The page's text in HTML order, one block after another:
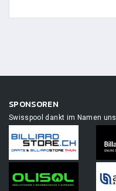
SPONSOREN
Swisspool dankt im Namen